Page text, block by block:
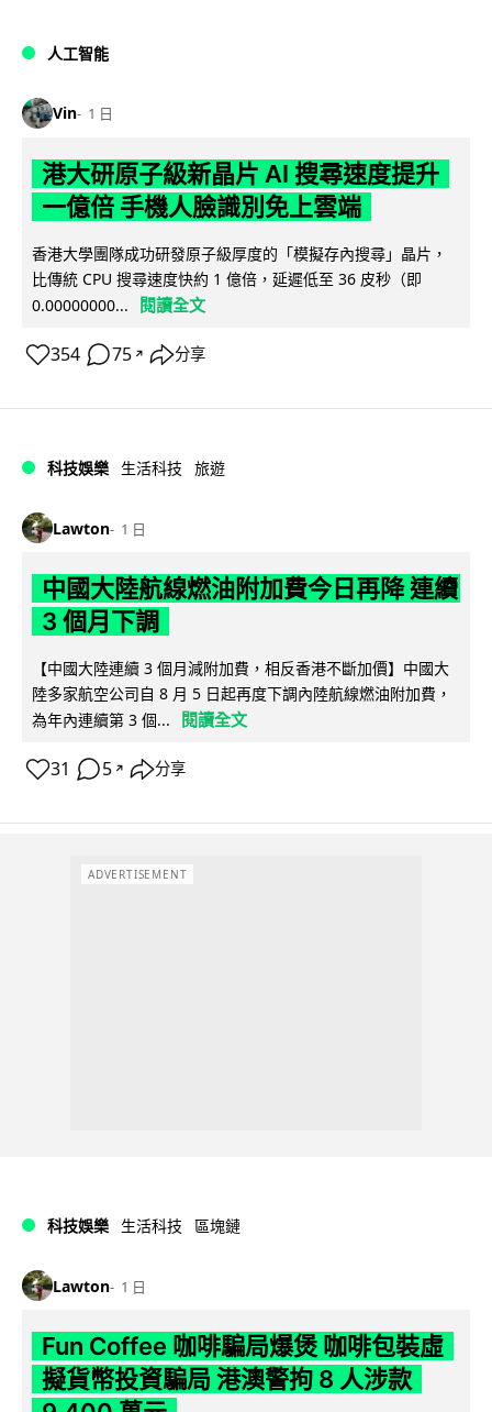
人工智能
Vin 1 日
港大研原子級新晶片 AI 搜尋速度提升
一億倍 手機人臉識別免上雲端
香港大學團隊成功研發原子級厚度的「模擬存內搜尋」晶片，
比傳統 CPU 搜尋速度快約 1 億倍，延遲低至 36 皮秒（即
0.00000000...
閱讀全文
354 75 ↗ 分享
科技娛樂 生活科技 旅遊
Lawton 1 日
中國大陸航線燃油附加費今日再降 連續
3 個月下調
【中國大陸連續 3 個月減附加費，相反香港不斷加價】中國大
陸多家航空公司自 8 月 5 日起再度下調內陸航線燃油附加費，
為年內連續第 3 個...
閱讀全文
31 5 ↗ 分享
ADVERTISEMENT
科技娛樂 生活科技 區塊鏈
Lawton 1 日
Fun Coffee 咖啡騙局爆煲 咖啡包裝虛
擬貨幣投資騙局 港澳警拘 8 人涉款